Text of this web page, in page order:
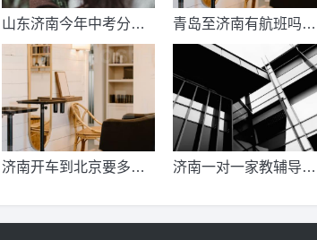
山东济南今年中考分数
线出来了吗？济南中考
总分多少？
青岛至济南有航班吗？
青岛到济南的高铁票多
钱？
济南开车到北京要多少
油钱？济南到北京多少
济南一对一家教辅导收